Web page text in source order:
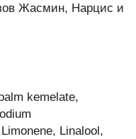
Жасмин, Нарцис и
kemelate,
Linalool,